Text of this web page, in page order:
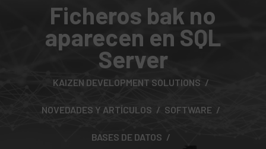
Ficheros bak no
aparecen en SQL
Server
KAIZEN DEVELOPMENT SOLUTIONS
NOVEDADES Y ARTÍCULOS SOFTWARE
BASES DE DATOS